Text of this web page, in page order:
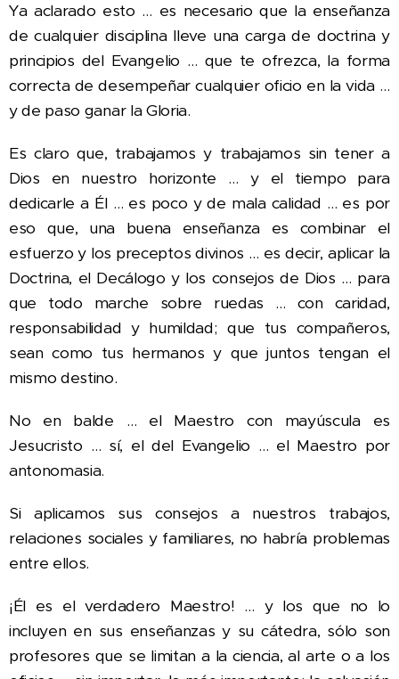
Ya aclarado esto … es necesario que la enseñanza
de cualquier disciplina lleve una carga de doctrina y
principios del Evangelio … que te ofrezca, la forma
correcta de desempeñar cualquier oficio en la vida …
y de paso ganar la Gloria.
Es claro que, trabajamos y trabajamos sin tener a
Dios en nuestro horizonte … y el tiempo para
dedicarle a Él … es poco y de mala calidad … es por
eso que, una buena enseñanza es combinar el
esfuerzo y los preceptos divinos … es decir, aplicar la
Doctrina, el Decálogo y los consejos de Dios … para
que todo marche sobre ruedas … con caridad,
responsabilidad y humildad; que tus compañeros,
sean como tus hermanos y que juntos tengan el
mismo destino.
No en balde … el Maestro con mayúscula es
Jesucristo … sí, el del Evangelio … el Maestro por
antonomasia.
Si aplicamos sus consejos a nuestros trabajos,
relaciones sociales y familiares, no habría problemas
entre ellos.
¡Él es el verdadero Maestro! … y los que no lo
incluyen en sus enseñanzas y su cátedra, sólo son
profesores que se limitan a la ciencia, al arte o a los